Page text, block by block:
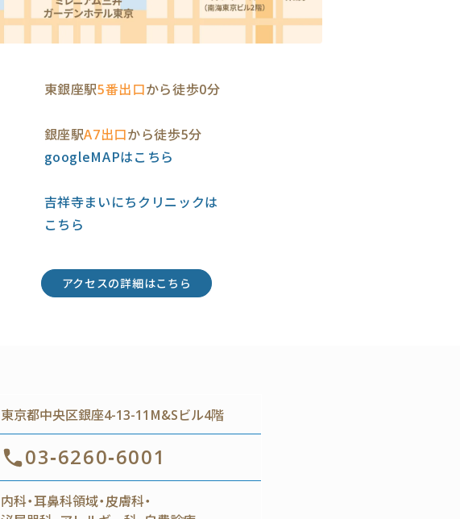
東銀座駅5番出口から徒歩0分
銀座駅A7出口から徒歩5分
googleMAPはこちら
吉祥寺まいにちクリニックは
こちら
アクセスの詳細はこちら
東京都中央区銀座4-13-11M&Sビル4階
03-6260-6001
内科・耳鼻科領域・皮膚科・